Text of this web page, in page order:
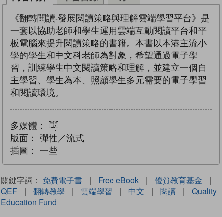
《翻轉閱讀-發展閱讀策略與理解雲端學習平台》是
一套以協助老師和學生運用雲端互動閱讀平台和平
板電腦來提升閱讀策略的書籍。本書以本港主流小
學的學生和中文科老師為對象，希望通過電子學
習，訓練學生中文閱讀策略和理解，並建立一個自
主學習、學生為本、照顧學生多元需要的電子學習
和閱讀環境。
多媒體：
版面：
彈性／流式
插圖：
一些
關鍵字詞： 免費電子書 | Free eBook | 優質教育基金
|
QEF
| 翻轉教學 | 雲端學習 | 中文 | 閱讀 |
Quality
Education Fund